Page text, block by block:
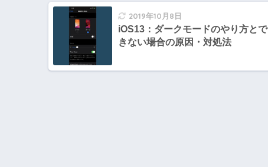
2019年10月8日
iOS13：ダークモードのやり方とで
きない場合の原因・対処法